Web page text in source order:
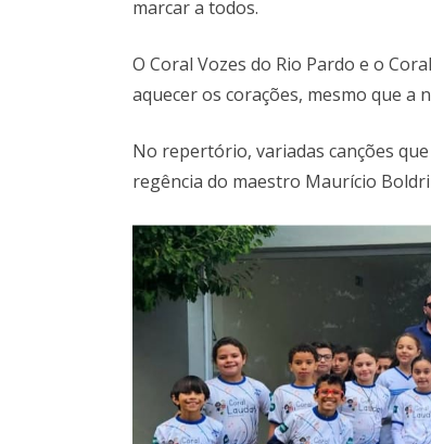
marcar a todos.
O Coral Vozes do Rio Pardo e o
aquecer os corações, mesmo que a
No repertório, variadas canções
regência do maestro Maurício